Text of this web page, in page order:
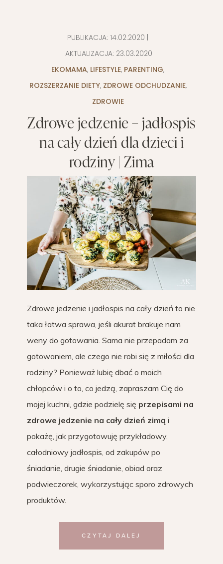
PUBLIKACJA: 14.02.2020 |
AKTUALIZACJA: 23.03.2020
EKOMAMA, LIFESTYLE, PARENTING,
ROZSZERZANIE DIETY, ZDROWE ODCHUDZANIE,
ZDROWIE
Zdrowe jedzenie – jadłospis
na cały dzień dla dzieci i
rodziny | Zima
Zdrowe jedzenie i jadłospis na cały dzień to nie
taka łatwa sprawa, jeśli akurat brakuje nam
weny do gotowania. Sama nie przepadam za
gotowaniem, ale czego nie robi się z miłości dla
rodziny? Ponieważ lubię dbać o moich
chłopców i o to, co jedzą, zapraszam Cię do
mojej kuchni, gdzie podzielę się przepisami na
zdrowe jedzenie na cały dzień zimą i
pokażę, jak przygotowuję przykładowy,
całodniowy jadłospis, od zakupów po
śniadanie, drugie śniadanie, obiad oraz
podwieczorek, wykorzystując sporo zdrowych
produktów.
CZYTAJ DALEJ